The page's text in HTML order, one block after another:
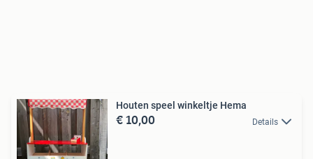
Houten speel winkeltje Hema
€ 10,00 Details